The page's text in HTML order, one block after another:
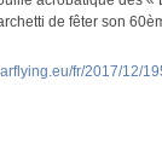
de fêter son
fr/2017/12/